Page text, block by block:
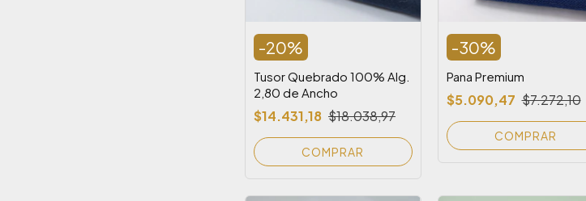
-20%
Tusor Quebrado 100% Alg.
2,80 de Ancho
$14.431,18 $18.038,97
COMPRAR
-30%
Pana Premium
$5.090,47 $7.272,10
COMPRAR